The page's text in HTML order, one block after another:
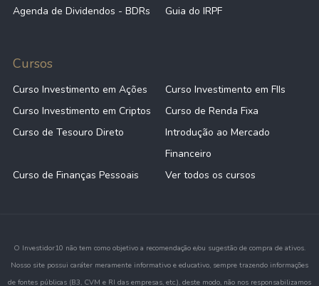
Agenda de Dividendos - BDRs Guia do IRPF
Cursos
Curso Investimento em Ações
Curso Investimento em FIIs
Curso Investimento em Criptos
Curso de Renda Fixa
Curso de Tesouro Direto
Introdução ao Mercado
Financeiro
Curso de Finanças Pessoais
Ver todos os cursos
O Investidor10 não tem como objetivo a recomendação e/ou sugestão de compra de ativos.
Nosso site possui caráter meramente informativo e educativo, sempre trazendo informações
de fontes públicas (B3, CVM e RI das empresas, etc.), deste modo, não nos responsabilizamos